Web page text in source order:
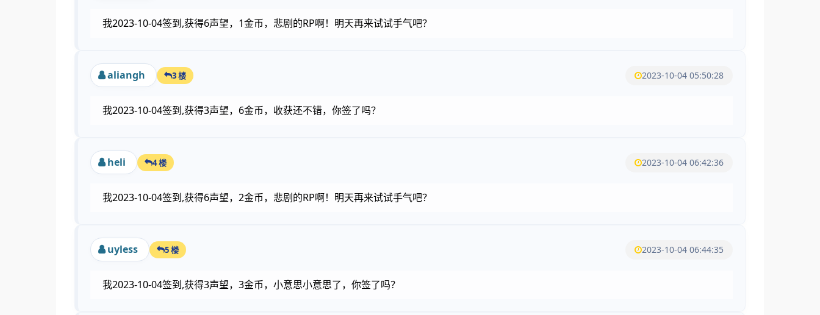
我2023-10-04签到,获得6声望，1金币，悲剧的RP啊！明天再来试试手气吧？
aliangh 3 楼 2023-10-04 05:50:28
我2023-10-04签到,获得3声望，6金币，收获还不错，你签了吗？
heli 4 楼 2023-10-04 06:42:36
我2023-10-04签到,获得6声望，2金币，悲剧的RP啊！明天再来试试手气吧？
uyless 5 楼 2023-10-04 06:44:35
我2023-10-04签到,获得3声望，3金币，小意思小意思了，你签了吗？